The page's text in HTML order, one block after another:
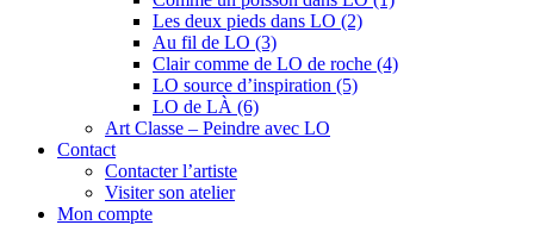
Les deux pieds dans LO (2)
Au fil de LO (3)
Clair comme de LO de roche (4)
LO source d’inspiration (5)
LO de LÀ (6)
Art Classe – Peindre avec LO
Contact
Contacter l’artiste
Visiter son atelier
Mon compte